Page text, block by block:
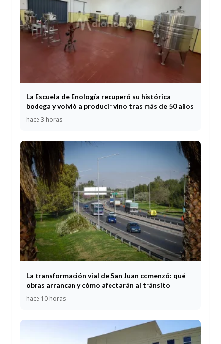
La Escuela de Enología recuperó su histórica
bodega y volvió a producir vino tras más de 50 años
hace 3 horas
La transformación vial de San Juan comenzó: qué
obras arrancan y cómo afectarán al tránsito
hace 10 horas